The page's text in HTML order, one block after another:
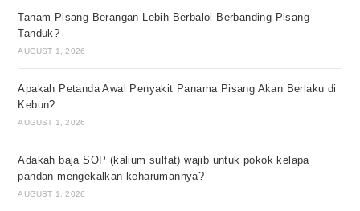
Tanam Pisang Berangan Lebih Berbaloi Berbanding Pisang
Tanduk?
AUGUST 1, 2026
Apakah Petanda Awal Penyakit Panama Pisang Akan Berlaku di
Kebun?
AUGUST 1, 2026
Adakah baja SOP (kalium sulfat) wajib untuk pokok kelapa
pandan mengekalkan keharumannya?
AUGUST 1, 2026